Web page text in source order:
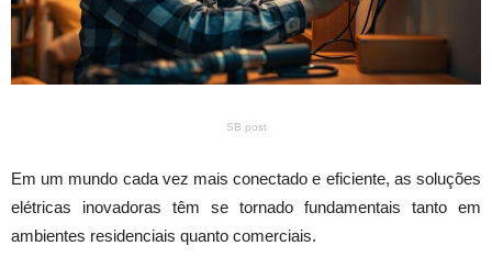
SB post
Em um mundo cada vez mais conectado e eficiente, as soluções
elétricas inovadoras têm se tornado fundamentais tanto em
ambientes residenciais quanto comerciais.